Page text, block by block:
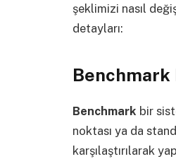
şeklimizi nasıl
detayları:
Benchmark
Benchmark bir
noktası ya da
karşılaştırılarak